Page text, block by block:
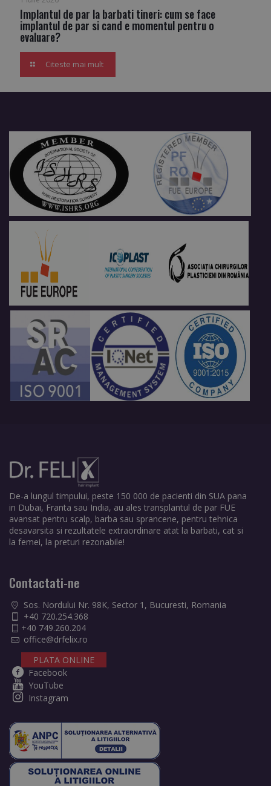
Implantul de par la barbati tineri: cum se face
implantul de par si cand e momentul pentru o
evaluare?
Citeste mai mult
De-a lungul timpului, peste 150 000 de pacienti din SUA pana
in Dubai, Franta sau India, au ales transplantul de par FUE
avansat pentru scalp, barba sau sprancene, pentru tehnica
desavarsita si rezultatele extraordinare atat la barbati, cat si
la femei, la preturi rezonabile!
Contactati-ne
Sos. Nordului Nr. 98K, Sector 1, Bucuresti, Romania
+40 720.254.368
+40 749.260.204
office@drfelix.ro
PLATA ONLINE
Facebook
YouTube
Instagram